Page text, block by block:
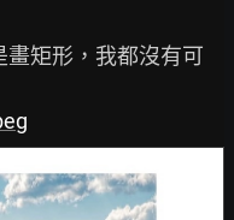
矩形，我都沒有可